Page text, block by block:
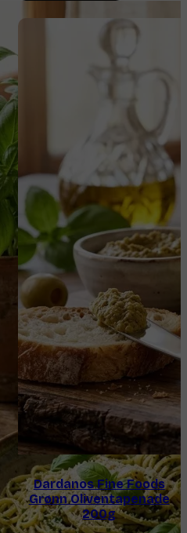
Dardanos Fine Foods
Grønn Oliventapenade
200g